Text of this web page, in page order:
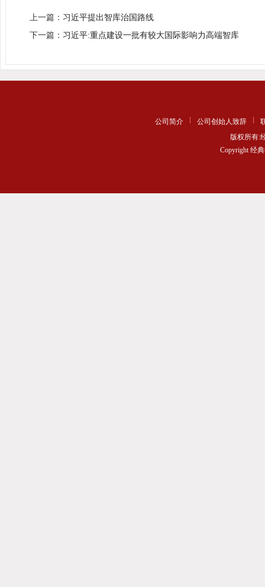
上一篇： 习近平提出智库治国路线
下一篇： 习近平:重点建设一批有较大国际影响力高端智库
公司简介 公司创始人致辞
版权所有:
Copyright 经